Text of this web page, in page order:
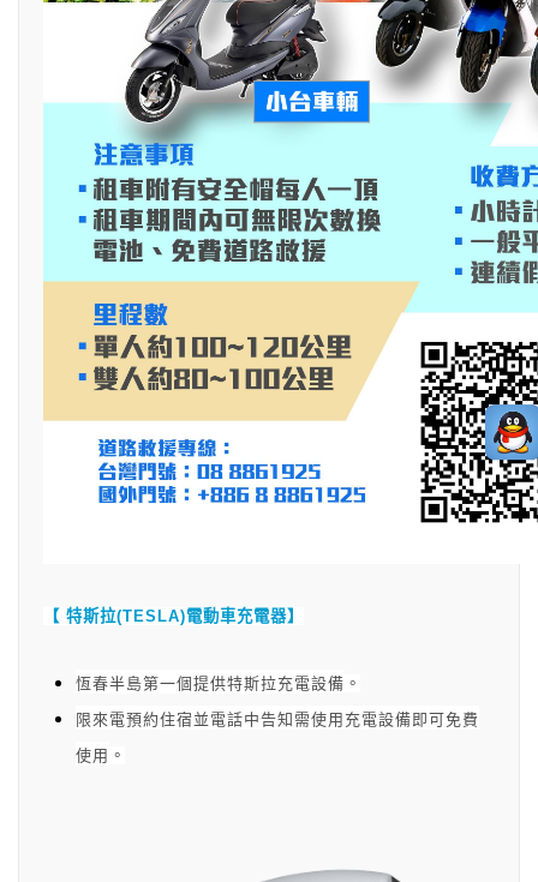
【 特斯拉(TESLA)電動車充電器】
恆春半島第一個提供特斯拉充電設備 。
限來電預約住宿並電話中告知需使用充電設備即可免費
使用 。